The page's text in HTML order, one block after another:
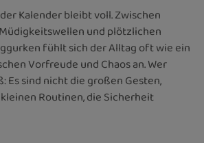
Kalender bleibt voll. Zwischen
und plötzlichen
fühlt sich der Alltag oft wie ein
Vorfreude und Chaos an. Wer
Es sind nicht die großen Gesten,
Routinen, die Sicherheit